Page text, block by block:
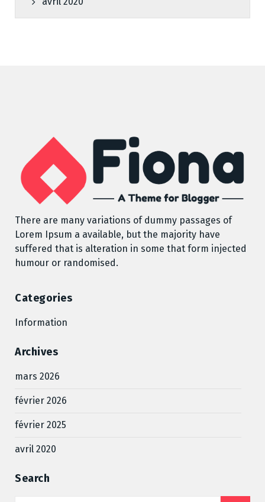
There are many variations of dummy passages of
Lorem Ipsum a available, but the majority have
suffered that is alteration in some that form injected
humour or randomised.
Categories
Information
Archives
mars 2026
février 2026
février 2025
avril 2020
Search